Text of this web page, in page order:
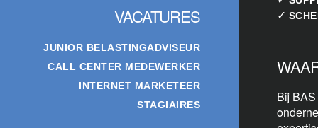
VACATURES
JUNIOR BELASTINGADVISEUR
CALL CENTER MEDEWERKER
INTERNET MARKETEER
STAGIAIRES
✓
Bij